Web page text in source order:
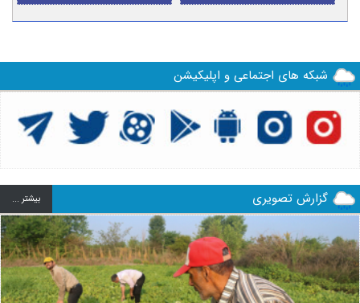
شبکه های اجتماعی و اپلیکیشن
گزارش تصویری بيشتر ...